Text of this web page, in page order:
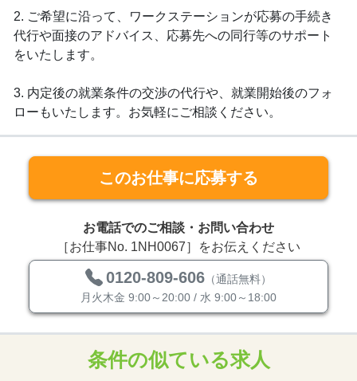
2. ご希望に沿って、ワークステーションが応募の手続き
代行や面接のアドバイス、応募先への同行等のサポート
をいたします。
3. 内定後の就業条件の交渉の代行や、就業開始後のフォ
ローもいたします。お気軽にご相談ください。
このお仕事に応募する
お電話でのご相談・お問い合わせ
［お仕事No. 1NH0067］をお伝えください
0120-809-606 （通話無料）
月火木金 9:00～20:00 / 水 9:00～18:00
条件の似ている求人